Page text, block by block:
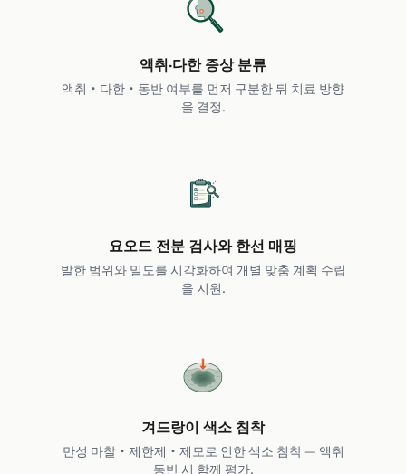
액취·다한 증상 분류
액취·다한·동반 여부를 먼저 구분한 뒤 치료 방향
을 결정.
요오드 전분 검사와 한선 매핑
발한 범위와 밀도를 시각화하여 개별 맞춤 계획 수립
을 지원.
겨드랑이 색소 침착
만성 마찰·제한제·제모로 인한 색소 침착 — 액취
동반 시 함께 평가.